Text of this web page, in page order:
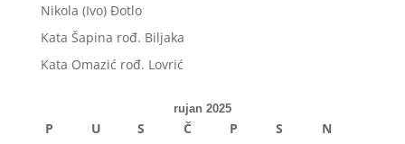
Nikola (Ivo) Đotlo
Kata Šapina rođ. Biljaka
Kata Omazić rođ. Lovrić
rujan 2025
P U S Č P S
N